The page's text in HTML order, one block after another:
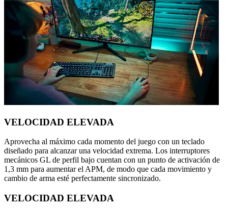
VELOCIDAD ELEVADA
Aprovecha al máximo cada momento del juego con un teclado
diseñado para alcanzar una velocidad extrema. Los interruptores
mecánicos GL de perfil bajo cuentan con un punto de activación de
1,3 mm para aumentar el APM, de modo que cada movimiento y
cambio de arma esté perfectamente sincronizado.
VELOCIDAD ELEVADA